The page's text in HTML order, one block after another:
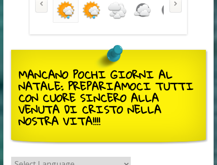
MANCANO POCHI GIORNI AL
NATALE: PREPARIAMOCI TUTTI
CON CUORE SINCERO ALLA
VENUTA DI CRISTO NELLA
NOSTRA VITA!!!!